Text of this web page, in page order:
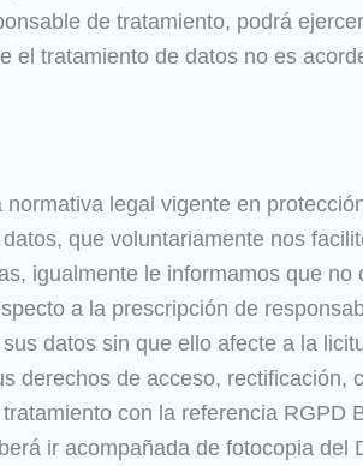
de tratamiento, podrá
el tratamiento de datos no es
legal vigente en
que voluntariamente nos
igualmente le informamos que
a la prescripción de
datos sin que ello afecte a la
derechos de acceso, rectificación,
con la referencia RGPD
ir acompañada de fotocopia del